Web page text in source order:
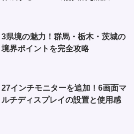
3県境の魅力！群馬・栃木・茨城の
境界ポイントを完全攻略
27インチモニターを追加！6画面マ
ルチディスプレイの設置と使用感